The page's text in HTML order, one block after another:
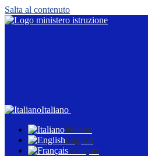
Salta al contenuto
Italiano
Italiano
English
Français